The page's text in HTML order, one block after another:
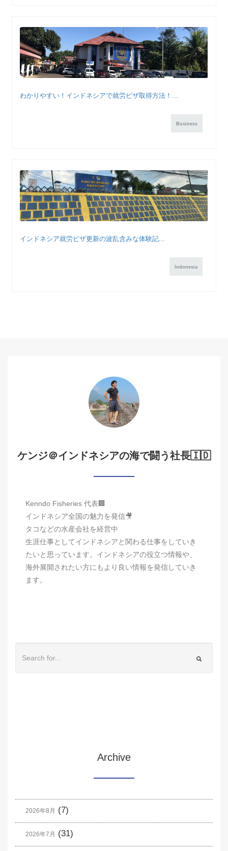
わかりやすい！インドネシアで就労ビザ取得方法！...
Business
インドネシア就労ビザ更新の波乱含みな体験記...
Indonesia
ケンジ＠インドネシアの海で闘う社長🇮🇩
Kenndo Fisheries 代表🏢
インドネシア全国の魅力を発信🎥
タコなどの水産会社を経営中
生涯仕事としてインドネシアと関わる仕事をしていき
たいと思っています。インドネシアの役立つ情報や、
海外展開されたい方にもより良い情報を発信していき
ます。
Archive
2026年8月 (7)
2026年7月 (31)